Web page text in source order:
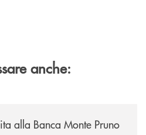
anche:
alla Banca Monte Pruno